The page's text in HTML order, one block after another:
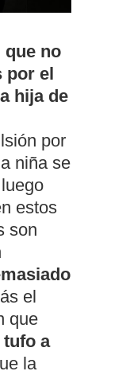
no
por el
hija de
por
niña se
estos
son
el
que
tufo a
la